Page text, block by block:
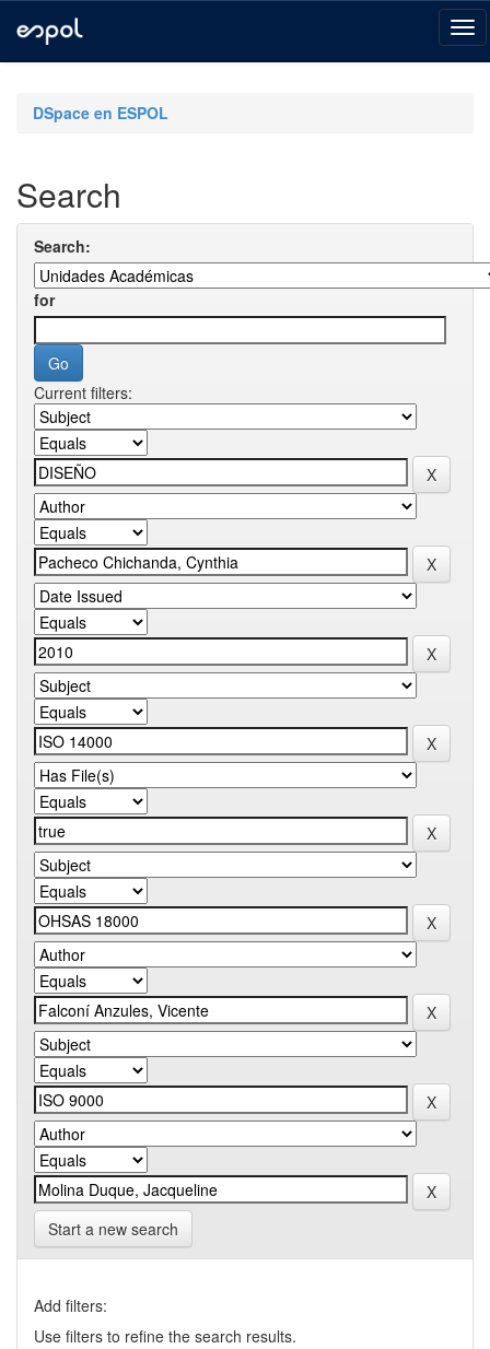
navigationDSpace en ESPOL
Search
Search:
for
Current filters:
Start a new search
Add filters:
Use filters to refine the search results.